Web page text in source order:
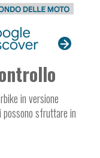
in versione
sfruttare in